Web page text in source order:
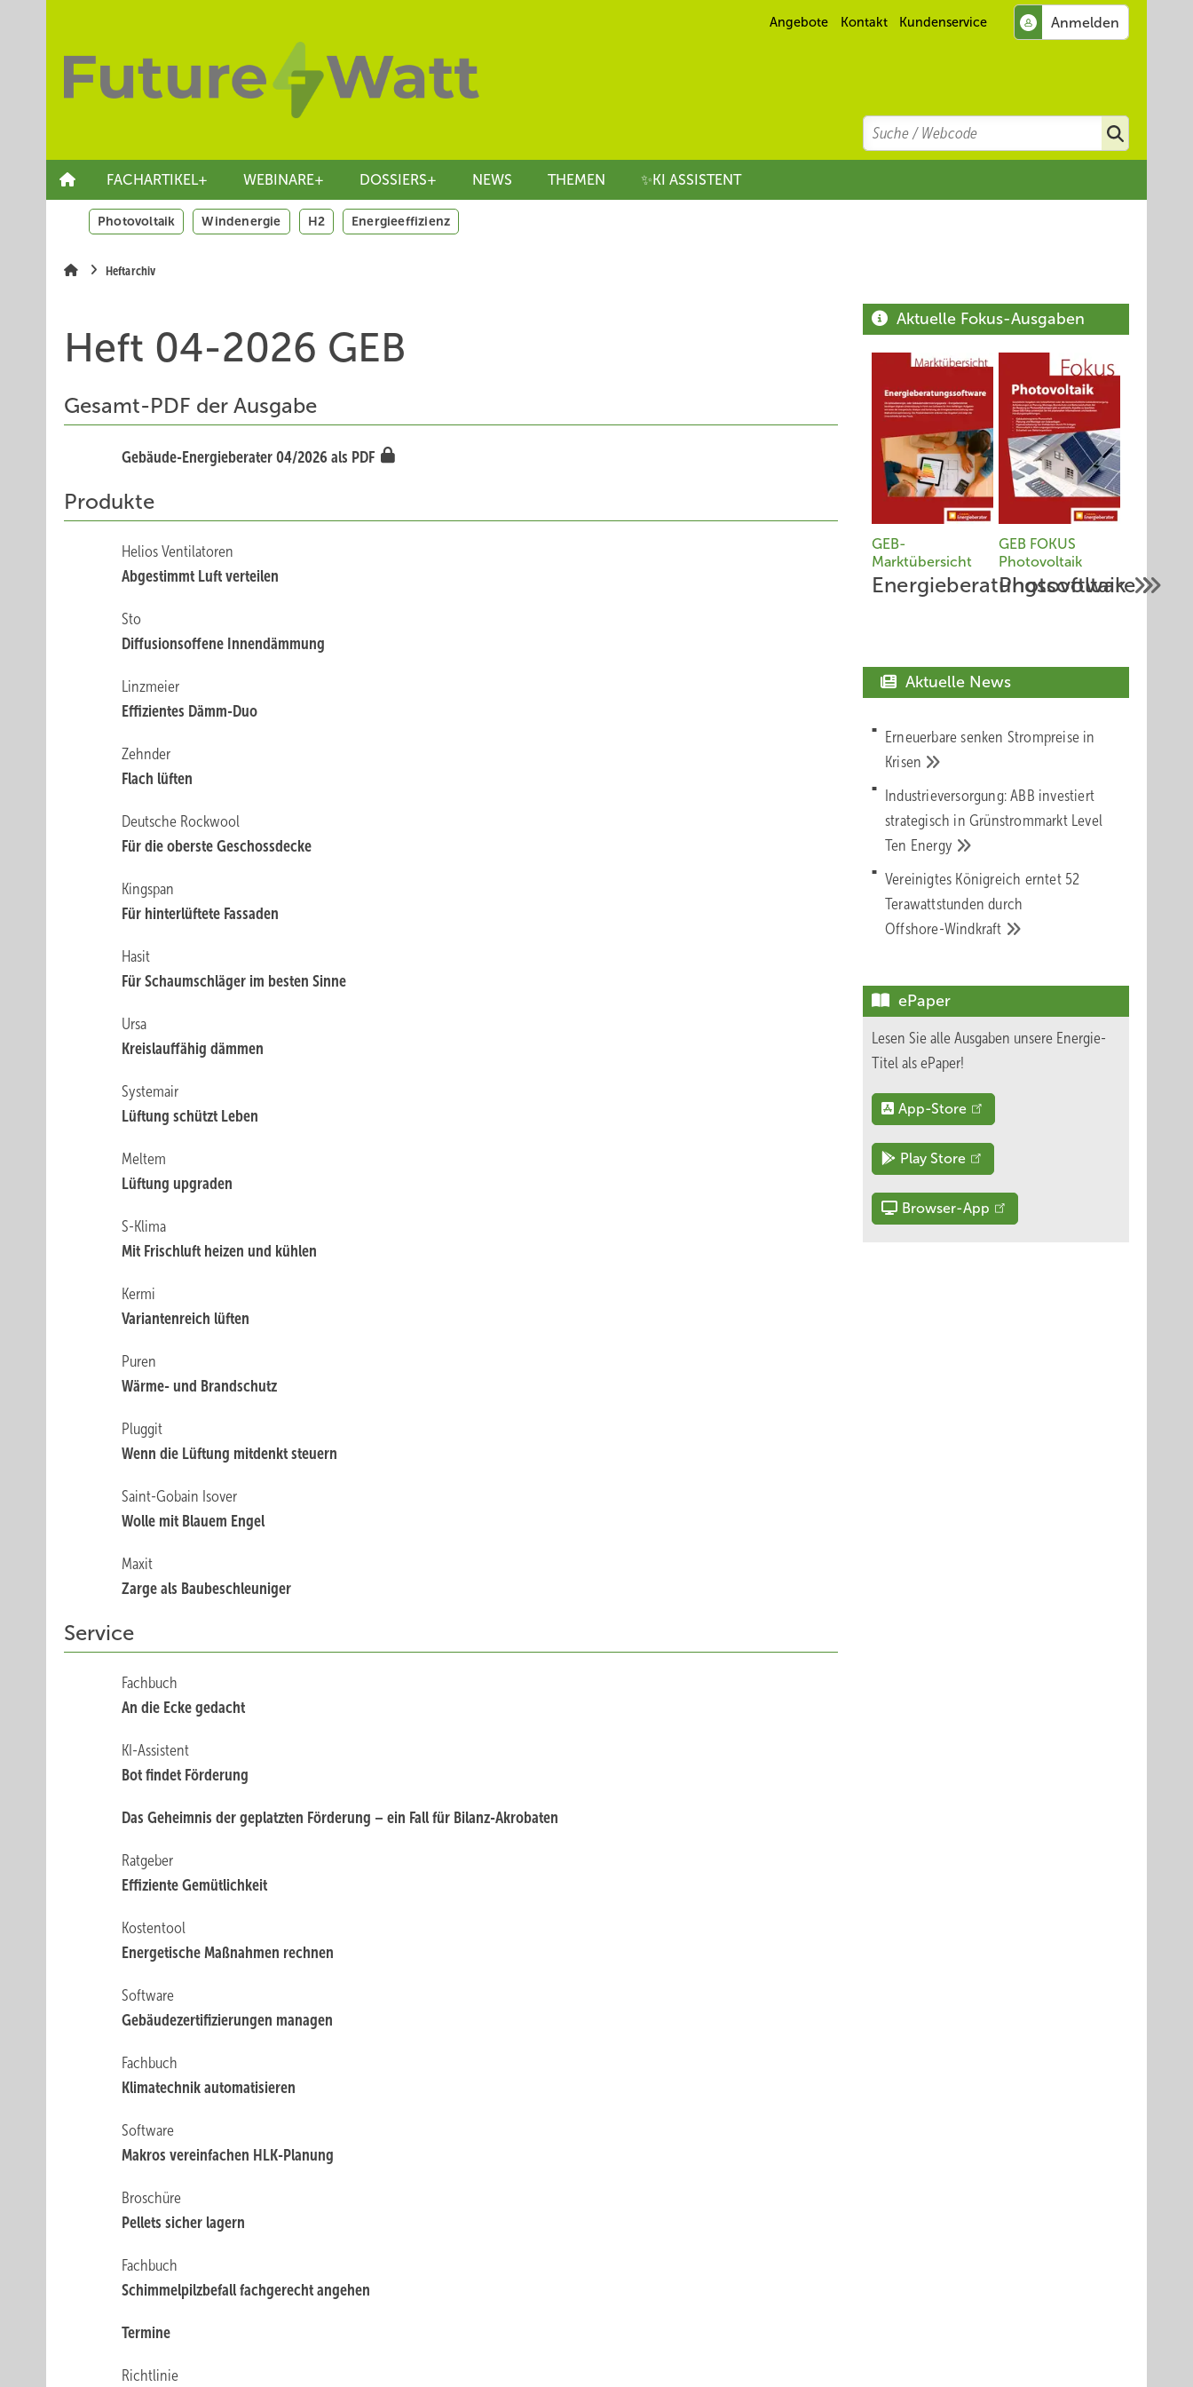
Angebote Kontakt Kundenservice
Search
Suchen
FACHARTIKEL+ WEBINARE+ DOSSIERS+ NEWS THEMEN ✨KI ASSISTENT
Photovoltaik Windenergie H2 Energieeffizienz
Heftarchiv
Heft 04-2026 GEB
Gesamt-PDF der Ausgabe
Gebäude-Energieberater 04/2026 als PDF
Produkte
Helios Ventilatoren
Abgestimmt Luft verteilen
Sto
Diffusionsoffene Innendämmung
Linzmeier
Effizientes Dämm-Duo
Zehnder
Flach ­lüften
Deutsche Rockwool
Für die oberste Geschossdecke
Kingspan
Für hinterlüftete Fassaden
Hasit
Für Schaumschläger im besten Sinne
Ursa
Kreislauf­fähig dämmen
Systemair
Lüftung schützt Leben
Meltem
Lüftung upgraden
S-Klima
Mit Frischluft heizen und ­kühlen
Kermi
Variantenreich lüften
Puren
Wärme- und Brandschutz
Pluggit
Wenn die Lüftung mitdenkt steuern
Saint-Gobain Isover
Wolle mit Blauem Engel
Maxit
Zarge als Baubeschleuniger
Service
Fachbuch
An die Ecke gedacht
KI-Assistent
Bot findet Förderung
Das Geheimnis der geplatzten Förderung – ein Fall für Bilanz-Akrobaten
Ratgeber
Effiziente Gemütlichkeit
Kostentool
Energetische Maßnahmen ­rechnen
Software
Gebäudezertifizierungen ­managen
Fachbuch
Klimatechnik automatisieren
Software
Makros vereinfachen HLK-Planung
Broschüre
Pellets sicher lagern
Fachbuch
Schimmelpilzbefall fachgerecht angehen
Termine
Richtlinie
Aktuelle Fokus-Ausgaben
GEB-
Marktübersicht
Energieberatungssoftware
GEB FOKUS
Photovoltaik
Photovoltaik
Aktuelle News
Erneuerbare senken Strompreise in
Krisen
Industrieversorgung: ABB investiert
strategisch in Grünstrommarkt Level
Ten Energy
Vereinigtes Königreich erntet 52
Terawattstunden durch
Offshore-Windkraft
ePaper
Lesen Sie alle Ausgaben unsere Energie-
Titel als ePaper!
App-Store
Play Store
Browser-App